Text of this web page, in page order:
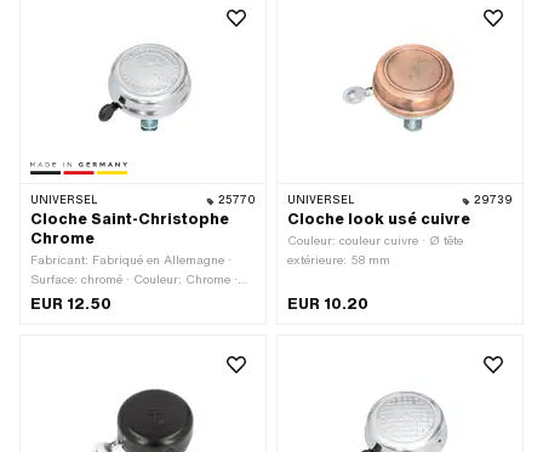
UNIVERSEL 25770
Cloche Saint-Christophe
Chrome
Fabricant: Fabriqué en Allemagne ·
Surface: chromé · Couleur: Chrome ·
Hauteur: 30 mm · Ø tête extérieure: 55
EUR 12.50
UNIVERSEL 29739
Cloche look usé cuivre
Couleur: couleur cuivre · Ø tête
extérieure: 58 mm
EUR 10.20